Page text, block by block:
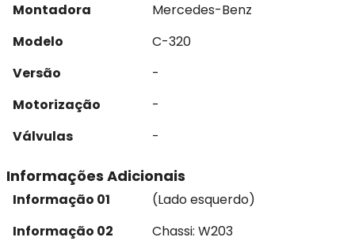
Montadora
Mercedes-Benz
Modelo
C-320
Versão
-
Motorização
-
Válvulas
-
Informações Adicionais
Informação 01
(Lado esquerdo)
Informação 02
Chassi: W203